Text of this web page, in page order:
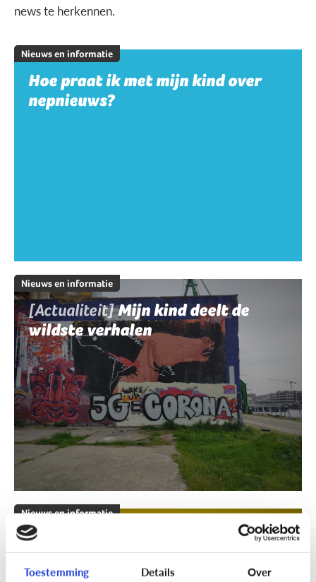
Toestemming Details Over
news te herkennen.
Nieuws en informatie
Hoe praat ik met mijn kind over
nepnieuws?
Nieuws en informatie
[Actualiteit]Mijn kind deelt de
wildste verhalen
Nieuws en informatie
[Klik & Print]